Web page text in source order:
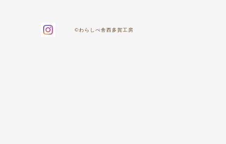
©わらしべ舎西多賀工房